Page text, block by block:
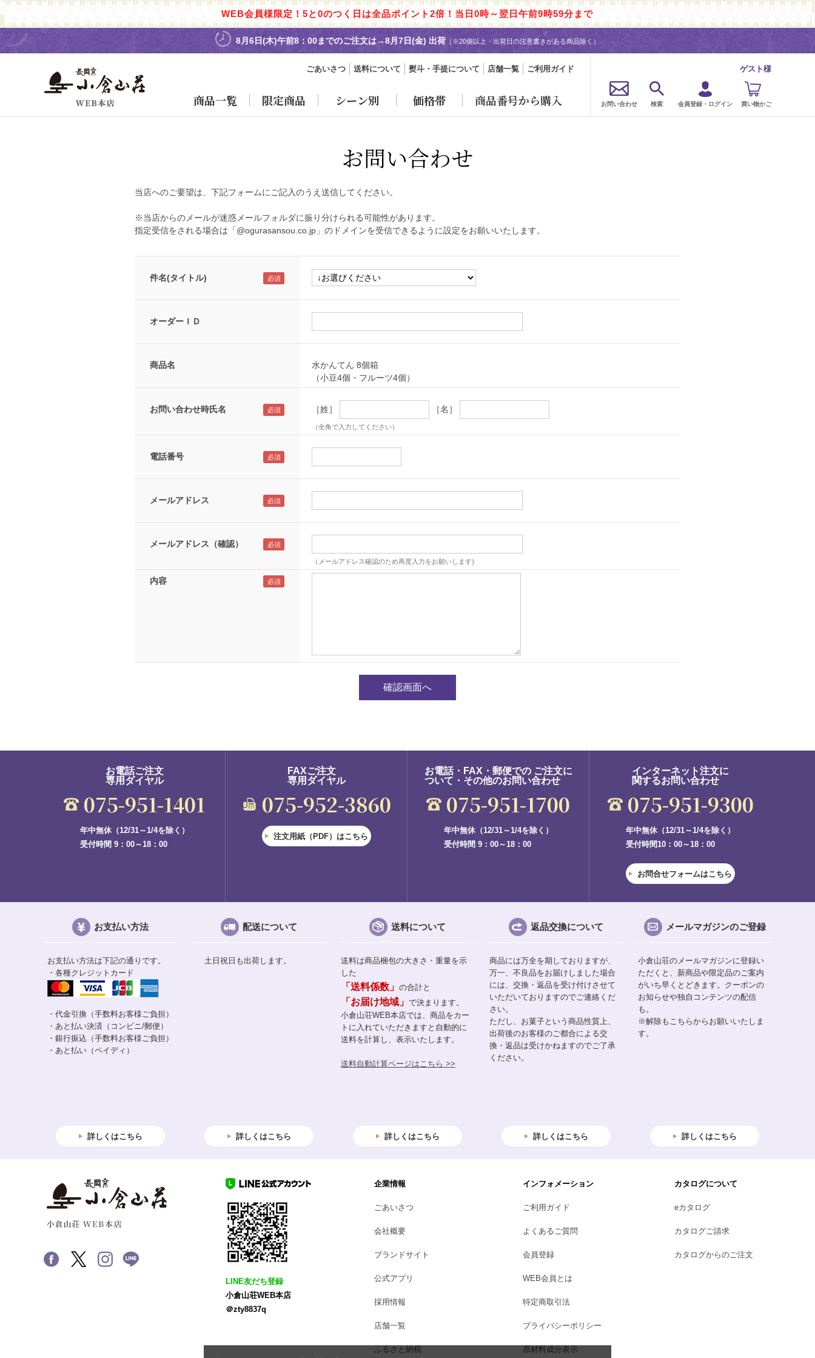
WEB会員様限定！5と0のつく日は全品ポイント2倍！当日0時～翌日午前9時59分まで
8月6日(木)午前8：00までのご注文は→8月7日(金) 出荷 （※20個以上・出荷日の注意書きがある商品除く）
ごあいさつ 送料について 熨斗・手提について 店舗一覧 ご利用ガイド
商品一覧 限定商品 シーン別 価格帯 商品番号から購入
ゲスト様
お問い合わせ 検索 会員登録・ログイン 買い物かご
お問い合わせ
当店へのご要望は、下記フォームにご記入のうえ送信してください。
※当店からのメールが迷惑メールフォルダに振り分けられる可能性があります。
指定受信をされる場合は「@ogurasansou.co.jp」のドメインを受信できるように設定をお願いいたします。
件名(タイトル)
オーダーＩＤ
商品名
水かんてん 8個箱
（小豆4個・フルーツ4個）
お問い合わせ時氏名 ［姓］ ［名］
（全角で入力してください）
電話番号
メールアドレス
メールアドレス（確認）
（メールアドレス確認のため再度入力をお願いします)
内容
お電話ご注文
専用ダイヤル
075-951-1401
年中無休（12/31～1/4を除く）
受付時間 9：00～18：00
FAXご注文
専用ダイヤル
075-952-3860
注文用紙（PDF）はこちら
お電話・FAX・郵便での ご注文に
ついて・その他のお問い合わせ
075-951-1700
年中無休（12/31～1/4を除く）
受付時間 9：00～18：00
インターネット注文に
関するお問い合わせ
075-951-9300
年中無休（12/31～1/4を除く）
受付時間10：00～18：00
お問合せフォームはこちら
お支払い方法
お支払い方法は下記の通りです。
・各種クレジットカード
・代金引換（手数料お客様ご負担）
・あと払い決済（コンビニ/郵便）
・銀行振込（手数料お客様ご負担）
・あと払い（ペイディ）
詳しくはこちら
配送について
土日祝日も出荷します。
詳しくはこちら
送料について
送料は商品梱包の大きさ・重量を示
した
「送料係数」 の合計と
「お届け地域」 で決まります。
小倉山荘WEB本店では、商品をカー
トに入れていただきますと自動的に
送料を計算し、表示いたします。
送料自動計算ページはこちら >>
詳しくはこちら
返品交換について
商品には万全を期しておりますが、
万一、不良品をお届けしました場合
には、交換・返品を受け付けさせて
いただいておりますのでご連絡くだ
さい。
ただし、お菓子という商品性質上、
出荷後のお客様のご都合による交
換・返品は受けかねますのでご了承
ください。
詳しくはこちら
メールマガジンのご登録
小倉山荘のメールマガジンに登録い
ただくと、新商品や限定品のご案内
がいち早くとどきます。クーポンの
お知らせや独自コンテンツの配信
も。
※解除もこちらからお願いいたしま
す。
詳しくはこちら
LINE友だち登録
小倉山荘WEB本店
＠zty8837q
企業情報
ごあいさつ
会社概要
ブランドサイト
公式アプリ
採用情報
店舗一覧
ふるさと納税
インフォメーション
ご利用ガイド
よくあるご質問
会員登録
WEB会員とは
特定商取引法
プライバシーポリシー
原材料成分表示
カタログについて
eカタログ
カタログご請求
カタログからのご注文